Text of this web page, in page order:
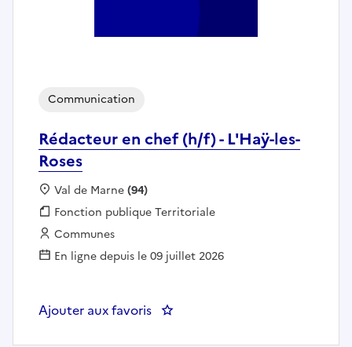
Rédacteur en chef (h/f) - L'Haÿ-les-
Roses
Communication
Localisation :
Val de Marne(94)
Fonction publique :
Fonction publique Territoriale
Employeur :
Communes
En ligne depuis le 09 juillet 2026
Ajouter aux favoris : Rédacteur en chef (h/f) - L'Haÿ-